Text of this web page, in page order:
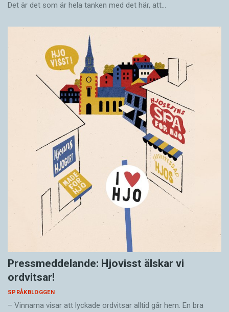
Det är det som är hela tanken med det här, att…
Pressmeddelande: Hjovisst älskar vi
ordvitsar!
SPRÅKBLOGGEN
– Vinnarna visar att lyckade ordvitsar alltid går hem. En bra